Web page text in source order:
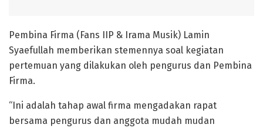
Pembina Firma (Fans IIP & Irama Musik) Lamin
Syaefullah memberikan stemennya soal kegiatan
pertemuan yang dilakukan oleh pengurus dan Pembina
Firma.
“Ini adalah tahap awal firma mengadakan rapat
bersama pengurus dan anggota mudah mudan